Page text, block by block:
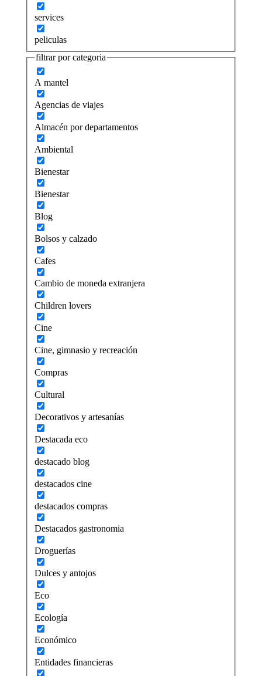
services
peliculas
filtrar por categoria
A mantel
Agencias de viajes
Almacén por departamentos
Ambiental
Bienestar
Bienestar
Blog
Bolsos y calzado
Cafes
Cambio de moneda extranjera
Children lovers
Cine
Cine, gimnasio y recreación
Compras
Cultural
Decorativos y artesanías
Destacada eco
destacado blog
destacados cine
destacados compras
Destacados gastronomia
Droguerías
Dulces y antojos
Eco
Ecología
Económico
Entidades financieras